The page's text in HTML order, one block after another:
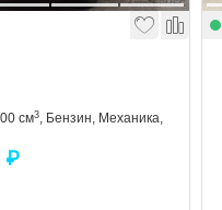
см3, Бензин, Механика,
₽